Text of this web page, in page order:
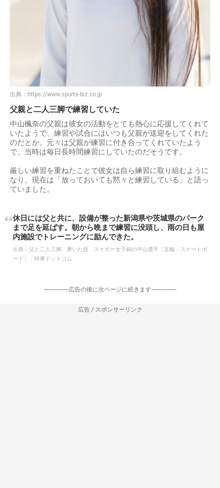
出典： https://www.sports-biz.co.jp
父親と二人三脚で練習していた
中山楓奈の父親は彼女の活動をとても熱心に応援してくれて
いたようで、練習や試合にはいつも父親が送迎をしてくれた
のだとか。元々は父親が練習に付き合ってくれていたよう
で、当時は毎日長時間練習にしていたのだそうです。
厳しい練習を重ねたことで彼女は自ら練習に取り組むように
なり、現在は「放っておいても黙々と練習している」と語っ
ていました。
休日には父と共に、設備が整った新潟県や茨城県のパーク
まで足を延ばす。朝から晩まで練習に没頭し、雨の日も屋
内施設でトレーニングに励んできた。
出典： 父と二人三脚、磨いた技 スケボー女子銅の中山選手〔五輪・スケートボ
ード〕：時事ドットコム
-----------------広告の後に次ページに続きます-----------------
広告 / スポンサーリンク